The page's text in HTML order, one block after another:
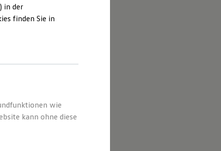
in der
finden Sie in
wie
kann ohne diese